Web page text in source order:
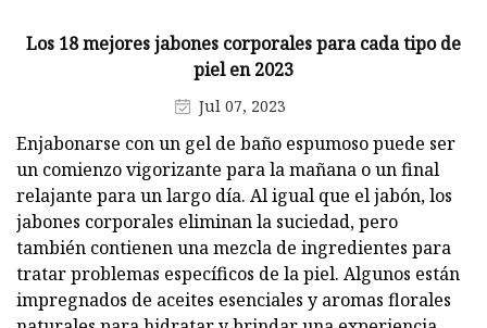
Los 18 mejores jabones corporales para cada tipo de
piel en 2023
Jul 07, 2023
Enjabonarse con un gel de baño espumoso puede ser
un comienzo vigorizante para la mañana o un final
relajante para un largo día. Al igual que el jabón, los
jabones corporales eliminan la suciedad, pero
también contienen una mezcla de ingredientes para
tratar problemas específicos de la piel. Algunos están
impregnados de aceites esenciales y aromas florales